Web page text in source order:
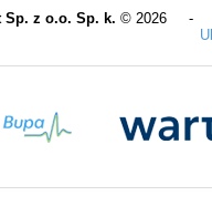
Sp. z o.o. Sp. k. © 2026